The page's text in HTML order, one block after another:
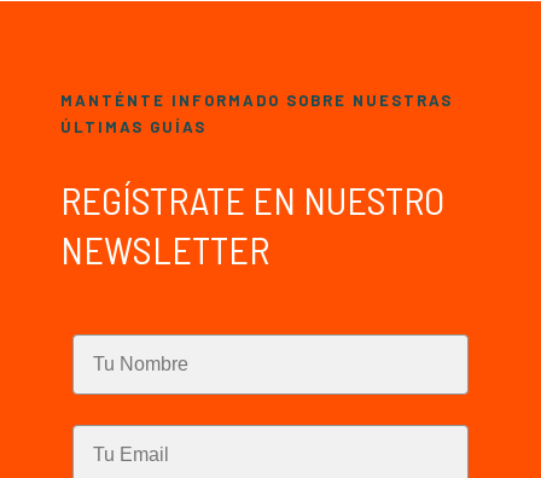
MANTÉNTE INFORMADO SOBRE NUESTRAS
ÚLTIMAS GUÍAS
REGÍSTRATE EN NUESTRO
NEWSLETTER